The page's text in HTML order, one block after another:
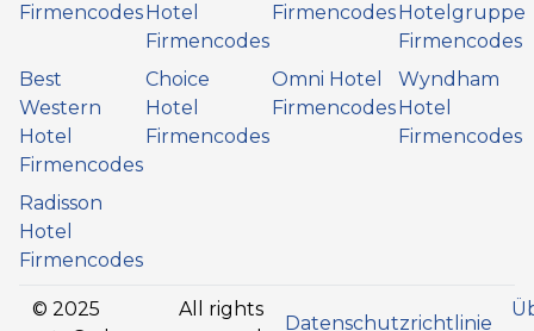
FirmencodesHotel
Firmencodes
FirmencodesHotelgruppe
Firmencodes
Best
Western
Hotel
Firmencodes
Choice
Hotel
Firmencodes
Omni Hotel
Firmencodes
Wyndham
Hotel
Firmencodes
Radisson
Hotel
Firmencodes
© 2025
All rights
Datenschutzrichtlinie